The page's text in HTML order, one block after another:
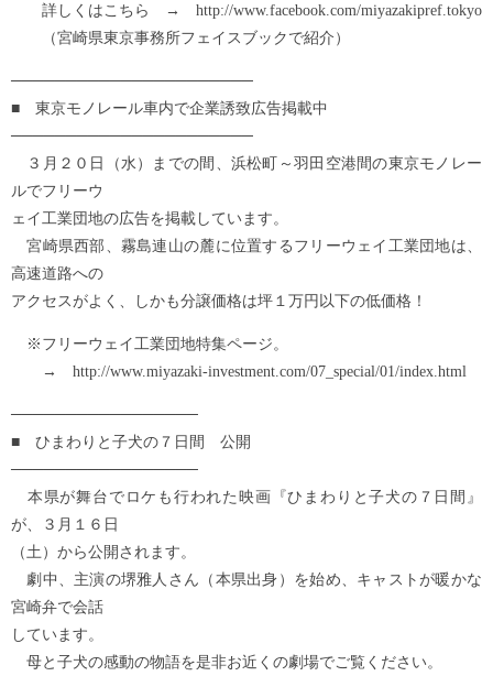
詳しくはこちら → http://www.facebook.com/miyazakipref.tokyo
（宮崎県東京事務所フェイスブックで紹介）
──────────────────────
■ 東京モノレール車内で企業誘致広告掲載中
──────────────────────
３月２０日（水）までの間、浜松町～羽田空港間の東京モノレー
ルでフリーウ
ェイ工業団地の広告を掲載しています。
宮崎県西部、霧島連山の麓に位置するフリーウェイ工業団地は、
高速道路への
アクセスがよく、しかも分譲価格は坪１万円以下の低価格！
※フリーウェイ工業団地特集ページ。
→ http://www.miyazaki-investment.com/07_special/01/index.html
─────────────────
■ ひまわりと子犬の７日間 公開
─────────────────
本県が舞台でロケも行われた映画『ひまわりと子犬の７日間』
が、３月１６日
（土）から公開されます。
劇中、主演の堺雅人さん（本県出身）を始め、キャストが暖かな
宮崎弁で会話
しています。
母と子犬の感動の物語を是非お近くの劇場でご覧ください。